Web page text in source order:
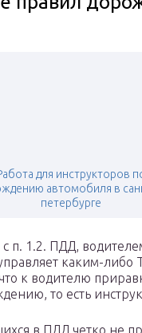
для инструкторов
автомобиля в
петербурге
с п. 1.2. ПДД,
каким-либо
к водителю
то есть
в ПДД четко не